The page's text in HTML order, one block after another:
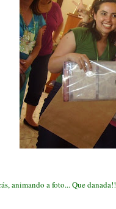
animando a foto... Que danada!!